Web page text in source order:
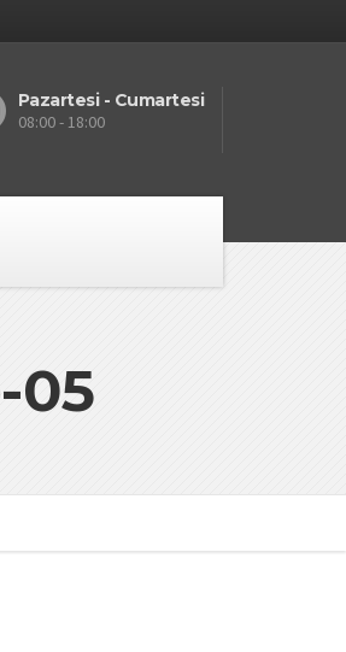
Pazartesi - Cumartesi
08:00 - 18:00
05